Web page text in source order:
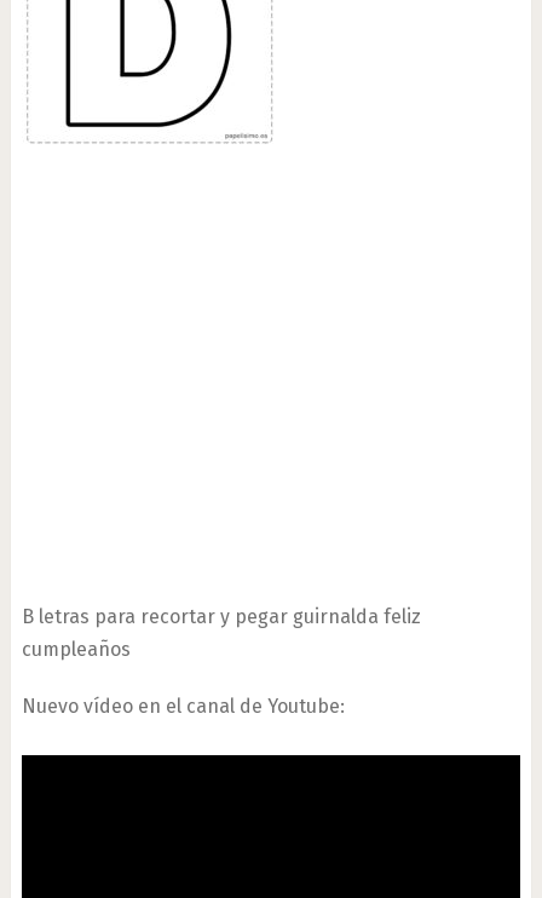
B letras para recortar y pegar guirnalda feliz
cumpleaños
Nuevo vídeo en el canal de Youtube: